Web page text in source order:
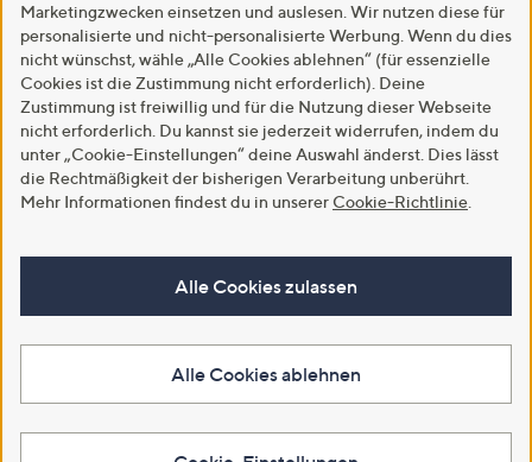
Marketingzwecken einsetzen und auslesen. Wir nutzen diese für
personalisierte und nicht-personalisierte Werbung. Wenn du dies
nicht wünschst, wähle „Alle Cookies ablehnen“ (für essenzielle
Cookies ist die Zustimmung nicht erforderlich). Deine
Zustimmung ist freiwillig und für die Nutzung dieser Webseite
nicht erforderlich. Du kannst sie jederzeit widerrufen, indem du
unter „Cookie-Einstellungen“ deine Auswahl änderst. Dies lässt
die Rechtmäßigkeit der bisherigen Verarbeitung unberührt.
Mehr Informationen findest du in unserer Cookie-Richtlinie
Alle Cookies zulassen
Alle Cookies ablehnen